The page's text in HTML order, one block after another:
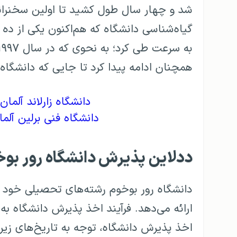
شد و چهار سال طول کشید تا اولین
گیاه‌شناسی دانشگاه که هم‌اکنون یکی از
همچنان ادامه پیدا کرد تا جایی که
دانشگاه زارلاند آلمان
دانشگاه فنی برلین
ددلاین پذیرش دانشگاه رور
دانشگاه رور بوخوم رشته‌های تحصیلی
ارائه می‌دهد. فرآیند اخذ پذیرش دانشگاه
اخذ پذیرش دانشگاه، توجه به تاریخ‌های